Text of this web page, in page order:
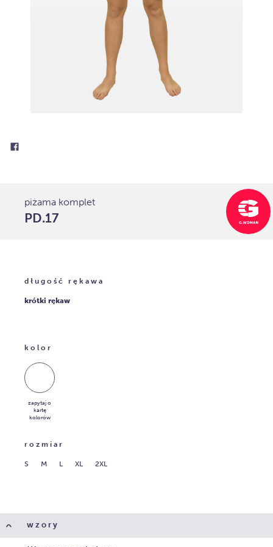
piżama komplet
PD.17
długość rękawa
krótki rękaw
kolor
zapytaj o
kartę
kolorów
rozmiar
S M L XL 2XL
wzory